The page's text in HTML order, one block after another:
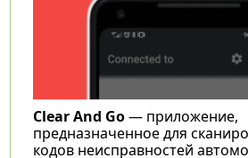
Clear And Go— приложение,
предназначенное для
кодов неисправностей